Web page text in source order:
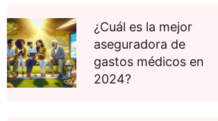
¿Cuál es la mejor
aseguradora de
gastos médicos en
2024?